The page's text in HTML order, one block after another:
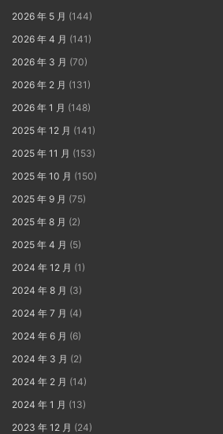
2026 年 5 月 (144)
2026 年 4 月 (141)
2026 年 3 月 (70)
2026 年 2 月 (131)
2026 年 1 月 (148)
2025 年 12 月 (141)
2025 年 11 月 (153)
2025 年 10 月 (150)
2025 年 9 月 (75)
2025 年 8 月 (2)
2025 年 4 月 (5)
2024 年 12 月 (1)
2024 年 8 月 (3)
2024 年 7 月 (4)
2024 年 6 月 (6)
2024 年 3 月 (2)
2024 年 2 月 (14)
2024 年 1 月 (13)
2023 年 12 月 (24)